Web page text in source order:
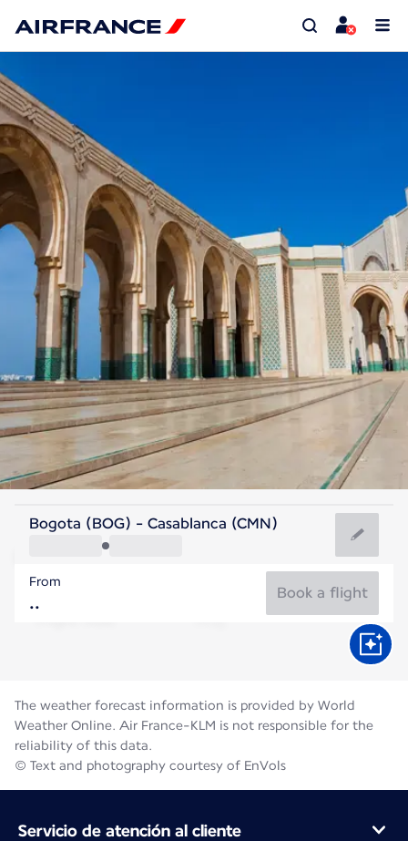
Morocco
Casablanca
Morocco
Flight time
Bogota (BOG) - Casablanca (CMN)
From
Book a flight
The weather forecast information is provided by World
Weather Online. Air France-KLM is not responsible for the
reliability of this data.
© Text and photography courtesy of EnVols
Servicio de atención al cliente